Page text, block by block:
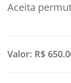
Aceita
Valor: R$